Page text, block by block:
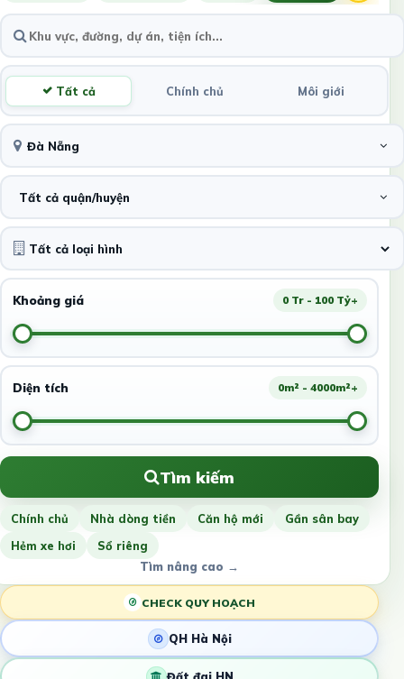
Tất cả Chính chủ Môi giới
Đà Nẵng
Tất cả quận/huyện
Khoảng giá 0 Tr - 100 Tỷ+
Diện tích 0m² - 4000m²+
Tìm kiếm
Chính chủ Nhà dòng tiền Căn hộ mới
Gần sân bay
Hẻm xe hơi
Sổ riêng
Tìm nâng cao →
CHECK QUY HOẠCH
QH Hà Nội